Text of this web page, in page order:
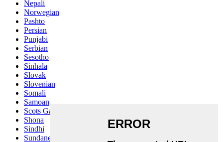
Nepali
Norwegian
Pashto
Persian
Punjabi
Serbian
Sesotho
Sinhala
Slovak
Slovenian
Somali
Samoan
Scots Gaelic
Shona
Sindhi
Sundanese